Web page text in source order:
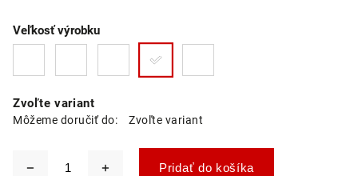
Zvoľte variant
Môžeme doručiť do: Zvoľte variant
Veľkosť výrobku
Pridať do košíka